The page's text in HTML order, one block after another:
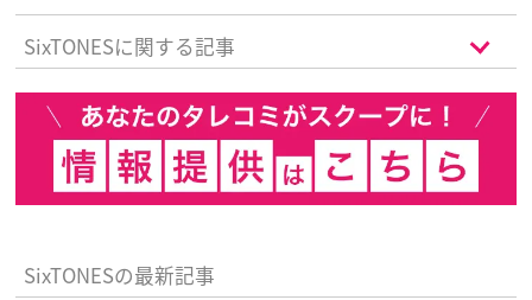
SixTONESに関する記事
SixTONESの最新記事